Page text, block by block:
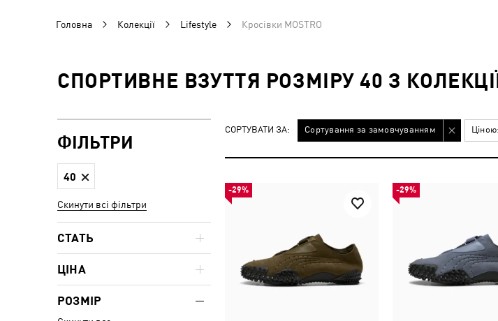
Головна Колекції Lifestyle Кросівки MOSTRO
СПОРТИВНЕ ВЗУТТЯ РОЗМІРУ 40 З КОЛЕКЦІЇ
СОРТУВАТИ ЗА: Сортування за замовчуванням
-29% -29%
ФІЛЬТРИ
40
Скинути всі фільтри
СТАТЬ
ЦІНА
РОЗМІР